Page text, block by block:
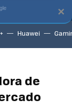
Huawei
de
×